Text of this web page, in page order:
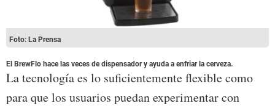
Foto: La Prensa
El BrewFlo hace las veces de dispensador y ayuda a enfriar la cerveza.
La tecnología es lo suficientemente flexible como
para que los usuarios puedan experimentar con